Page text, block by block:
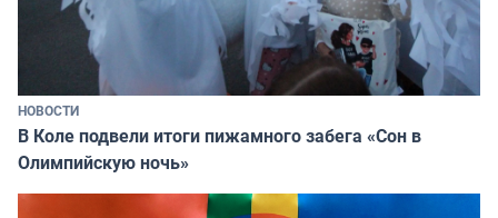
НОВОСТИ
В Коле подвели итоги пижамного забега «Сон в
Олимпийскую ночь»